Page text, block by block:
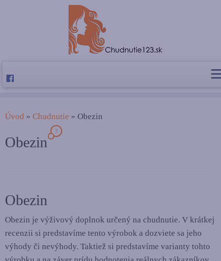
Úvod » Chudnutie » Obezin
Obezin
2
Obezin
Obezin je výživový doplnok určený na chudnutie. V krátkej
recenzii si predstavíme tento výrobok a dozviete sa jeho
výhody či nevýhody. Taktiež si predstavíme varianty tohto